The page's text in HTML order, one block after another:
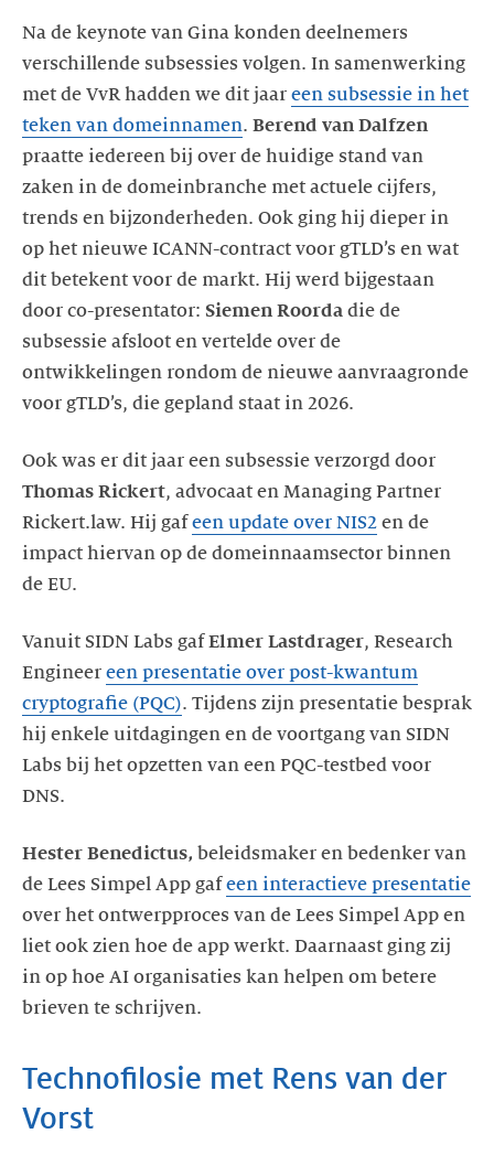
Na de keynote van Gina konden deelnemers
verschillende subsessies volgen. In samenwerking
met de VvR hadden we dit jaar een subsessie in het
teken van domeinnamen. Berend van Dalfzen
praatte iedereen bij over de huidige stand van
zaken in de domeinbranche met actuele cijfers,
trends en bijzonderheden. Ook ging hij dieper in
op het nieuwe ICANN-contract voor gTLD’s en wat
dit betekent voor de markt. Hij werd bijgestaan
door co-presentator: Siemen Roorda die de
subsessie afsloot en vertelde over de
ontwikkelingen rondom de nieuwe aanvraagronde
voor gTLD’s, die gepland staat in 2026.
Ook was er dit jaar een subsessie verzorgd door
Thomas Rickert, advocaat en Managing Partner
Rickert.law. Hij gafeen update over NIS2 en de
impact hiervan op de domeinnaamsector binnen
de EU.
Vanuit SIDN Labs gafElmer Lastdrager, Research
Engineer een presentatie over post-kwantum
cryptografie (PQC). Tijdens zijn presentatie besprak
hij enkele uitdagingen en de voortgang van SIDN
Labs bij het opzetten van een PQC-testbed voor
DNS.
Hester Benedictus, beleidsmaker en bedenker van
de Lees Simpel App gafeen interactieve presentatie
over het ontwerpproces van de Lees Simpel App en
liet ook zien hoe de app werkt. Daarnaast ging zij
in op hoe AI organisaties kan helpen om betere
brieven te schrijven.
Technofilosie met Rens van der
Vorst